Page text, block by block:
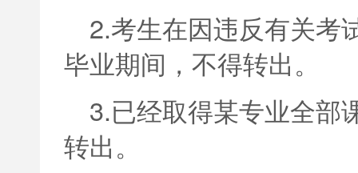
2.考生在因违反有关考
毕业期间，不得转出。
3.已经取得某专业全部
转出。